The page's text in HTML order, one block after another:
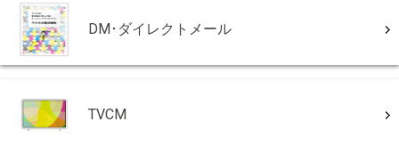
DM･ダイレクトメール
TVCM